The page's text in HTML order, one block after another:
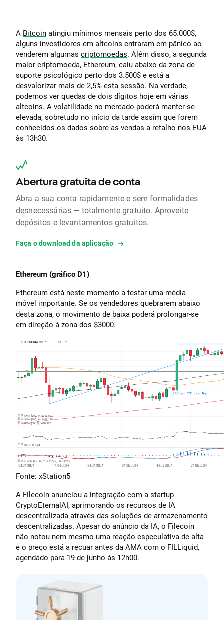
A Bitcoin atingiu mínimos mensais perto dos 65.000$,
alguns investidores em altcoins entraram em pânico ao
venderem algumas criptomoedas. Além disso, a segunda
maior criptomoeda, Ethereum, caiu abaixo da zona de
suporte psicológico perto dos 3.500$ e está a
desvalorizar mais de 2,5% esta sessão. Na verdade,
podemos ver quedas de dois dígitos hoje em várias
altcoins. A volatilidade no mercado poderá manter-se
elevada, sobretudo no início da tarde assim que forem
conhecidos os dados sobre as vendas a retalho nos EUA
às 13h30.
Abertura gratuita de conta
Abra a sua conta rapidamente e sem formalidades
desnecessárias — totalmente gratuito. Aproveite
depósitos e levantamentos gratuitos.
Faça o download da aplicação
Ethereum (gráfico D1)
Ethereum está neste momento a testar uma média
móvel importante. Se os vendedores quebrarem abaixo
desta zona, o movimento de baixa poderá prolongar-se
em direção à zona dos $3000.
Fonte: xStation5
A Filecoin anunciou a integração com a startup
CryptoEternalAI, aprimorando os recursos de IA
descentralizada através das soluções de armazenamento
descentralizadas. Apesar do anúncio da IA, o Filecoin
não notou nem mesmo uma reação especulativa de alta
e o preço está a recuar antes da AMA com o FILLiquid,
agendado para 19 de junho às 12h00.